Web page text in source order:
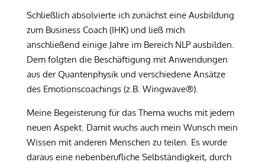
Schließlich absolvierte ich zunächst eine Ausbildung
zum Business Coach (IHK) und ließ mich
anschließend einige Jahre im Bereich NLP ausbilden.
Dem folgten die Beschäftigung mit Anwendungen
aus der Quantenphysik und verschiedene Ansätze
des Emotionscoachings (z.B. Wingwave®).
Meine Begeisterung für das Thema wuchs mit jedem
neuen Aspekt. Damit wuchs auch mein Wunsch mein
Wissen mit anderen Menschen zu teilen. Es wurde
daraus eine nebenberufliche Selbständigkeit, durch